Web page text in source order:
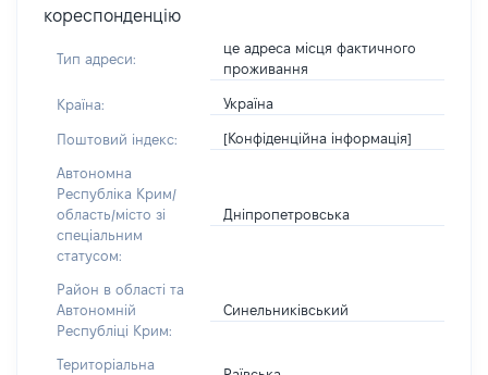
кореспонденцію
Тип адреси:
це адреса місця фактичного
проживання
Країна: Україна
Поштовий індекс: [Конфіденційна інформація]
Автономна
Республіка Крим/
область/місто зі
спеціальним
статусом:
Дніпропетровська
Район в області та
Автономній
Республіці Крим:
Синельниківський
Територіальна